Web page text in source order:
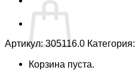
Корзина пуста.
Артикул:305116.0 Категория: